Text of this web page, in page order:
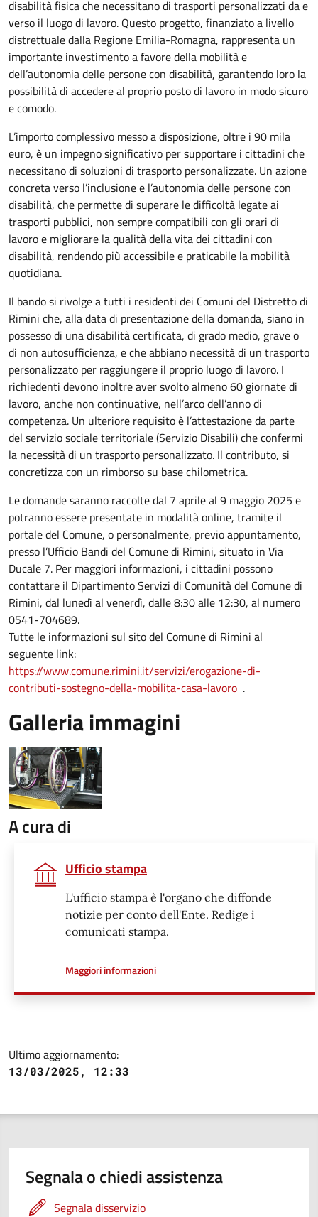
disabilità fisica che necessitano di trasporti personalizzati da e
verso il luogo di lavoro. Questo progetto, finanziato a livello
distrettuale dalla Regione Emilia-Romagna, rappresenta un
importante investimento a favore della mobilità e
dell’autonomia delle persone con disabilità, garantendo loro la
possibilità di accedere al proprio posto di lavoro in modo sicuro
e comodo.
L’importo complessivo messo a disposizione, oltre i 90 mila
euro, è un impegno significativo per supportare i cittadini che
necessitano di soluzioni di trasporto personalizzate. Un azione
concreta verso l’inclusione e l’autonomia delle persone con
disabilità, che permette di superare le difficoltà legate ai
trasporti pubblici, non sempre compatibili con gli orari di
lavoro e migliorare la qualità della vita dei cittadini con
disabilità, rendendo più accessibile e praticabile la mobilità
quotidiana.
Il bando si rivolge a tutti i residenti dei Comuni del Distretto di
Rimini che, alla data di presentazione della domanda, siano in
possesso di una disabilità certificata, di grado medio, grave o
di non autosufficienza, e che abbiano necessità di un trasporto
personalizzato per raggiungere il proprio luogo di lavoro. I
richiedenti devono inoltre aver svolto almeno 60 giornate di
lavoro, anche non continuative, nell’arco dell’anno di
competenza. Un ulteriore requisito è l’attestazione da parte
del servizio sociale territoriale (Servizio Disabili) che confermi
la necessità di un trasporto personalizzato. Il contributo, si
concretizza con un rimborso su base chilometrica.
Le domande saranno raccolte dal 7 aprile al 9 maggio 2025 e
potranno essere presentate in modalità online, tramite il
portale del Comune, o personalmente, previo appuntamento,
presso l’Ufficio Bandi del Comune di Rimini, situato in Via
Ducale 7. Per maggiori informazioni, i cittadini possono
contattare il Dipartimento Servizi di Comunità del Comune di
Rimini, dal lunedì al venerdì, dalle 8:30 alle 12:30, al numero
0541-704689.
Tutte le informazioni sul sito del Comune di Rimini al
seguente link:
https://www.comune.rimini.it/servizi/erogazione-di-
contributi-sostegno-della-mobilita-casa-lavoro .
Galleria immagini
A cura di
Ufficio stampa
L'ufficio stampa è l'organo che diffonde
notizie per conto dell'Ente. Redige i
comunicati stampa.
Maggiori informazionia proposito di
Ultimo aggiornamento:
13/03/2025, 12:33
Segnala o chiedi assistenza
Segnala disservizio